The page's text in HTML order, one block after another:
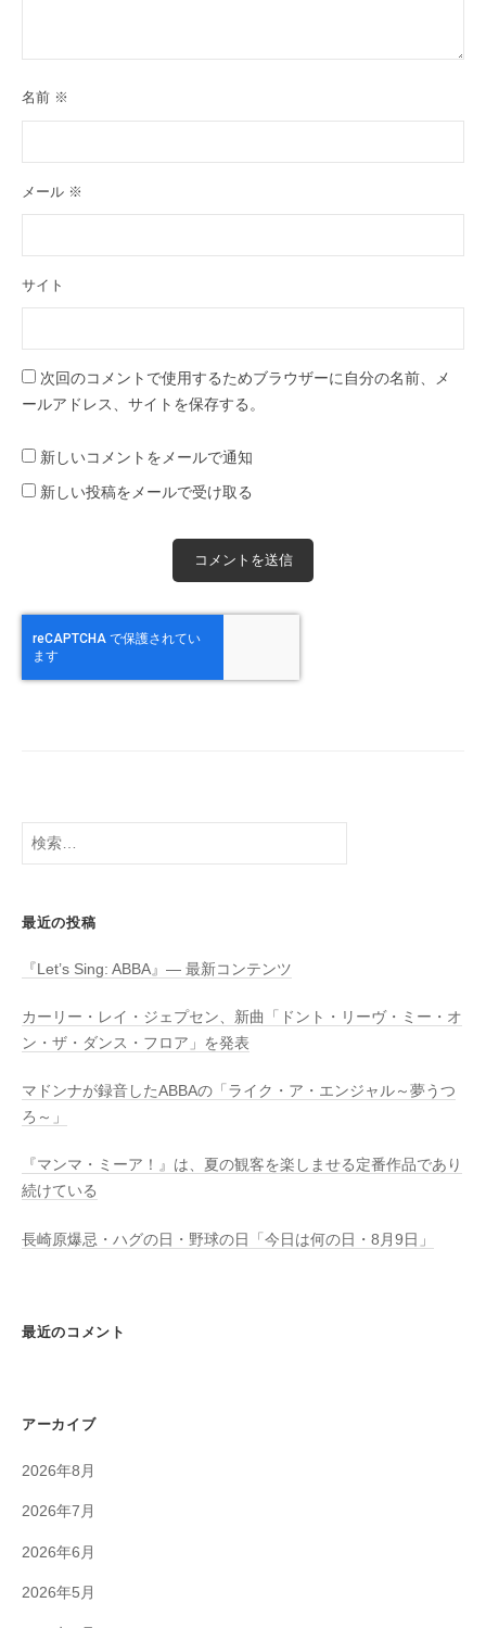
名前 ※
メール ※
サイト
次回のコメントで使用するためブラウザーに自分の名前、メ
ールアドレス、サイトを保存する。
新しいコメントをメールで通知
新しい投稿をメールで受け取る
検
索:
最近の投稿
『Let’s Sing: ABBA』― 最新コンテンツ
カーリー・レイ・ジェプセン、新曲「ドント・リーヴ・ミー・オ
ン・ザ・ダンス・フロア」を発表
マドンナが録音したABBAの「ライク・ア・エンジャル～夢うつ
ろ～」
『マンマ・ミーア！』は、夏の観客を楽しませる定番作品であり
続けている
長崎原爆忌・ハグの日・野球の日「今日は何の日・8月9日」
最近のコメント
アーカイブ
2026年8月
2026年7月
2026年6月
2026年5月